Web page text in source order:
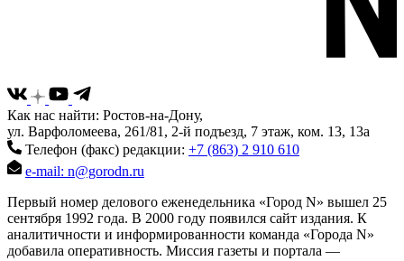
Как нас найти: Ростов-на-Дону,
ул. Варфоломеева, 261/81, 2-й подъезд, 7 этаж, ком. 13, 13а
Телефон (факс) редакции: +7 (863) 2 910 610
e-mail: n@gorodn.ru
Первый номер делового еженедельника «Город N» вышел 25
сентября 1992 года. В 2000 году появился сайт издания. К
аналитичности и информированности команда «Города N»
добавила оперативность. Миссия газеты и портала —